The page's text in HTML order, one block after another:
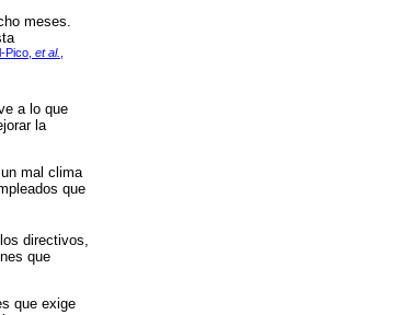
meses.
Pico, et al.
a lo que
la
mal clima
que
directivos,
que
que exige